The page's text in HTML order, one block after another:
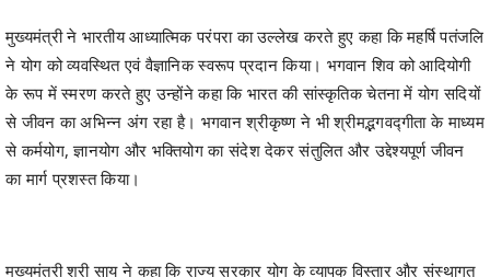
के रूप में स्मरण करते हुए उन्होंने कहा कि भारत की सांस्कृतिक चेतना में योग सदियों
से जीवन का अभिन्न अंग रहा है। भगवान श्रीकृष्ण ने भी श्रीमद्भगवद्गीता के माध्यम
से कर्मयोग, ज्ञानयोग और भक्तियोग का संदेश देकर संतुलित और उद्देश्यपूर्ण जीवन
का मार्ग प्रशस्त किया।
चिकित्सा शिक्षा विभाग के अधीन लाने के प्रस्ताव को मंजूरी दी गई है। उन्होंने कहा